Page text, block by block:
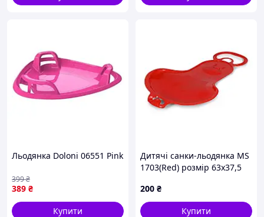
Льодянка Doloni 06551 Pink
389 ₴
399₴
Купити
Дитячі санки-льодянка MS
1703(Red) розмір 63х37,5
200 ₴
Купити